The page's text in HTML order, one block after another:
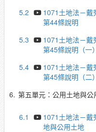
5.2
1071土地法－
第44條說明
5.3
1071土地法－
第45條說明（一）
5.4
1071土地法－
第45條說明（二）
6. 第五單元：公用土地與公
6.1
1071土地法－戴
地與公用土地